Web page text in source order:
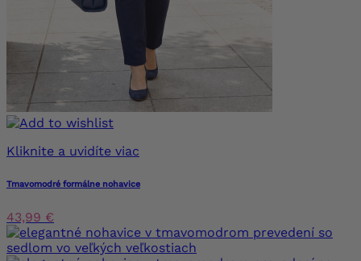
Kliknite a uvidíte viac
Tmavomodré formálne nohavice
43,99 €